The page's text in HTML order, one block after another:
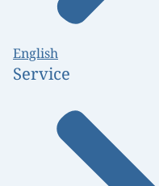
English
Service